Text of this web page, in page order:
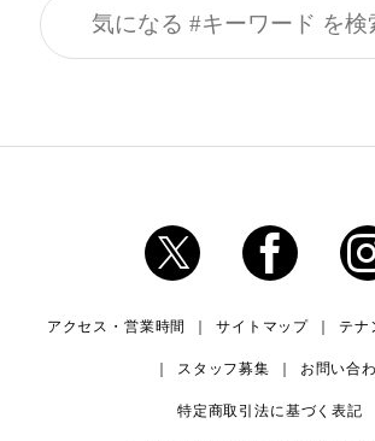
アクセス・営業時間 サイトマップ テナ
スタッフ募集 お問い合
特定商取引法に基づく表記